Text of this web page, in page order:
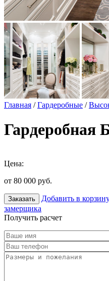
Главная /Гардеробные /
Гардеробная
Цена:
от 80 000 руб.
Заказать Добавить в
замерщика
Получить расчет